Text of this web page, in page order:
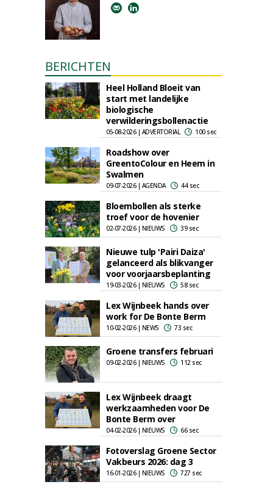
BERICHTEN
Heel Holland Bloeit van
start met landelijke
biologische
verwilderingsbollenactie
05-08-2026 | ADVERTORIAL 100 sec
Roadshow over
GreentoColour en Heem in
Swalmen
09-07-2026 | AGENDA 44 sec
Bloembollen als sterke
troef voor de hovenier
02-07-2026 | NIEUWS 39 sec
Nieuwe tulp 'Pairi Daiza'
gelanceerd als blikvanger
voor voorjaarsbeplanting
19-03-2026 | NIEUWS 58 sec
Lex Wijnbeek hands over
work for De Bonte Berm
10-02-2026 | NEWS 73 sec
Groene transfers februari
09-02-2026 | NIEUWS 112 sec
Lex Wijnbeek draagt
werkzaamheden voor De
Bonte Berm over
04-02-2026 | NIEUWS 66 sec
Fotoverslag Groene Sector
Vakbeurs 2026: dag 3
16-01-2026 | NIEUWS 727 sec